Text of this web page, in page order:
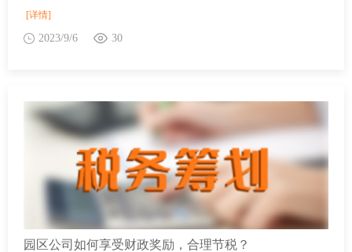
[详情]
2023/9/6 30
园区公司如何享受财政奖励，合理节税？